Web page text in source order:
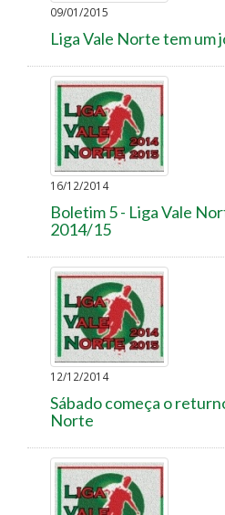
09/01/2015
Liga Vale Norte tem um
16/12/2014
Boletim 5 - Liga Vale
2014/15
12/12/2014
Sábado começa o
Norte